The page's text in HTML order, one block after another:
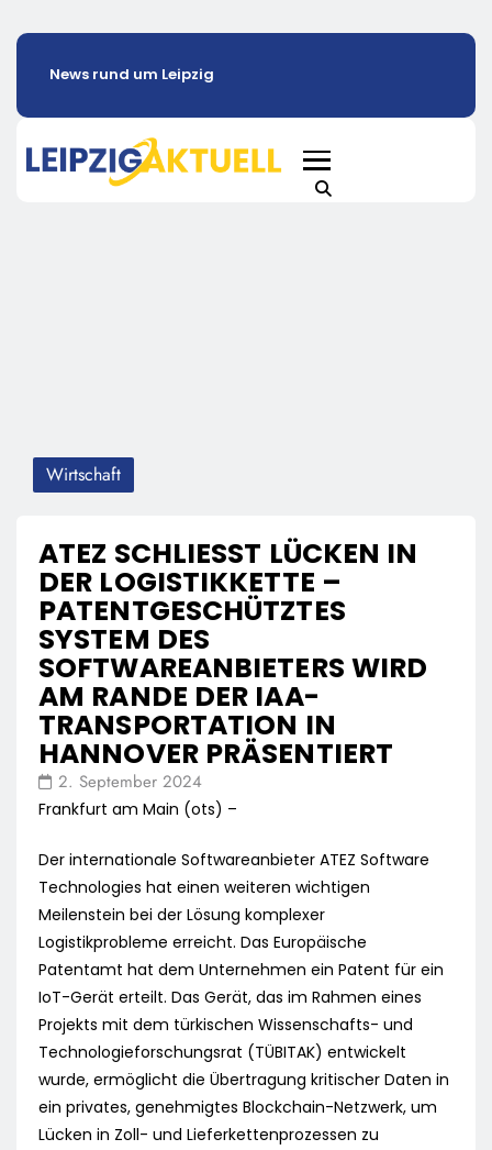
News rund um Leipzig
Wirtschaft
ATEZ SCHLIESST LÜCKEN IN D
ER LOGISTIKKETTE – P
ATENTGESCHÜTZTES S
YSTEM DES S
OFTWAREANBIETERS WIRD A
M RANDE DER IAA-T
RANSPORTATION IN H
ANNOVER PRÄSENTIERT
2. September 2024
Frankfurt am Main (ots) –
Der internationale Softwareanbieter ATEZ Software
Technologies hat einen weiteren wichtigen
Meilenstein bei der Lösung komplexer
Logistikprobleme erreicht. Das Europäische
Patentamt hat dem Unternehmen ein Patent für ein
IoT-Gerät erteilt. Das Gerät, das im Rahmen eines
Projekts mit dem türkischen Wissenschafts- und
Technologieforschungsrat (TÜBITAK) entwickelt
wurde, ermöglicht die Übertragung kritischer Daten in
ein privates, genehmigtes Blockchain-Netzwerk, um
Lücken in Zoll- und Lieferkettenprozessen zu